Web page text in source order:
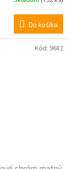
Do košíka
Kód: 9682